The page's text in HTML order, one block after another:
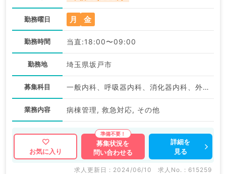
勤務曜日 月 金
勤務時間 当直:18:00〜09:00
勤務地 埼玉県坂戸市
募集科目 一般内科、呼吸器内科、消化器内科、外科系全般、一般外科、消化器外科
業務内容 病棟管理, 救急対応, その他
お気に入り
募集状況を
問い合わせる
詳細を
見る
求人更新日 : 2024/06/10 求人No. : 615259